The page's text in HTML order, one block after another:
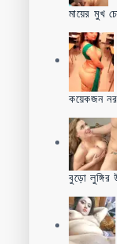
মায়ের মুখ
কয়েকজন
বুড়ো লুঙ্গির